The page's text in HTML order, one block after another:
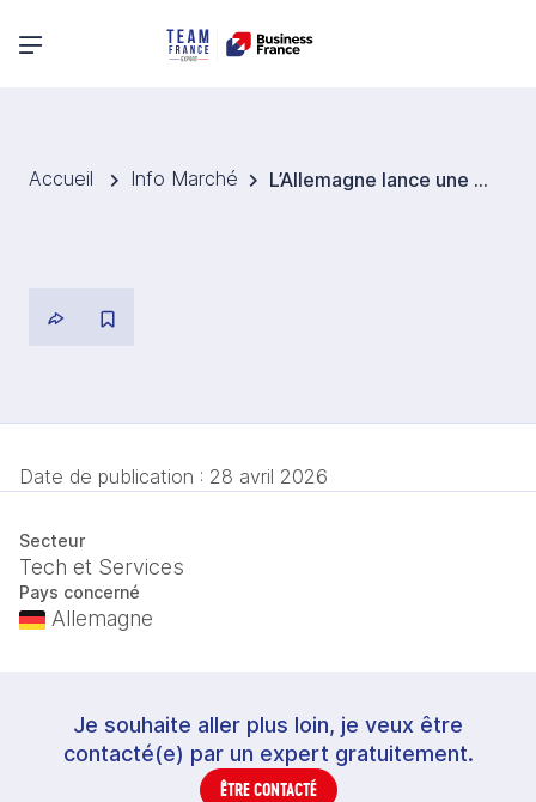
Menu principal
Accueil Info Marché L’Allemagne lance une compétition nationale pour entrer dans la course mondiale aux ordinateurs quantiques
Date de publication : 28 avril 2026
Secteur
Tech et Services
Pays concerné
Allemagne
Je souhaite aller plus loin, je veux être
contacté(e) par un expert gratuitement.
ÊTRE CONTACTÉ